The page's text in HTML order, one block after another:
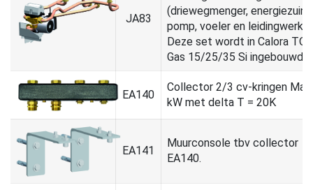
JA83
(driewegmenger,
pomp, voeler en leidingwerk).
Deze set wordt in Calora
Gas 15/25/35 Si ingebouwd.
EA140
Collector 2/3 cv-kringen Max
kW met delta T = 20K
EA141
Muurconsole tbv collector
EA140.